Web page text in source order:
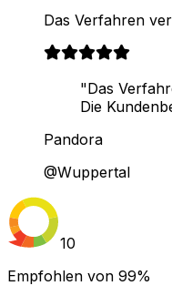
Das Verfahren
"Das
Die
Pandora
@Wuppertal
10
Empfohlen von 99%